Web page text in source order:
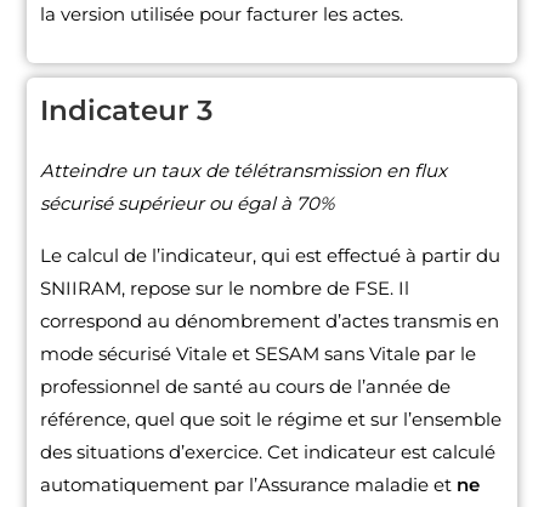
la version utilisée pour facturer les actes.
Indicateur 3
Atteindre un taux de télétransmission en flux
sécurisé supérieur ou égal à 70%
Le calcul de l’indicateur, qui est effectué à partir du
SNIIRAM, repose sur le nombre de FSE. Il
correspond au dénombrement d’actes transmis en
mode sécurisé Vitale et SESAM sans Vitale par le
professionnel de santé au cours de l’année de
référence, quel que soit le régime et sur l’ensemble
des situations d’exercice. Cet indicateur est calculé
automatiquement par l’Assurance maladie et ne